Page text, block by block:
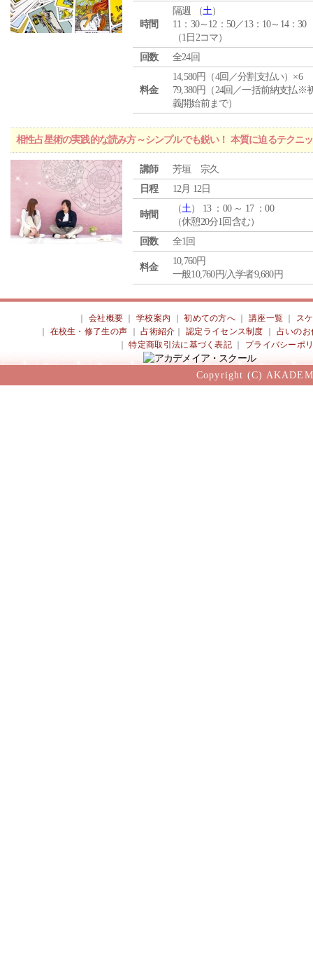
時間
隔週 （土）
11：30～12：50／13：10～14：30
（1日2コマ）
回数
全24回
料金
14,580円（4回／分割支払い）×6
79,380円（24回／一括前納支払※
義開始前まで）
相性占星術の実践的な読み方～シンプルでも鋭い！ 本質に迫るテクニ
講師
芳垣 宗久
日程
12月 12日
時間
（土） 13 ：00 ～ 17 ：00
（休憩20分1回含む）
回数
全1回
料金
10,760円
一般10,760円/入学者9,680円
会社概要 ｜学校案内 ｜初めての方へ 講座一覧
ス
在校生・修了生の声 ｜占術紹介 ｜認定ライセンス制度
占いのお
｜特定商取引法に基づく表記 プライバシーポ
Copyright (C)